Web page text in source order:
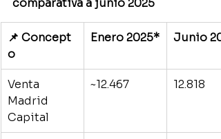
comparativa a junio 2025
📌 Concept
o
Enero 2025* Junio
Venta
Madrid
Capital
~12.467 12.818